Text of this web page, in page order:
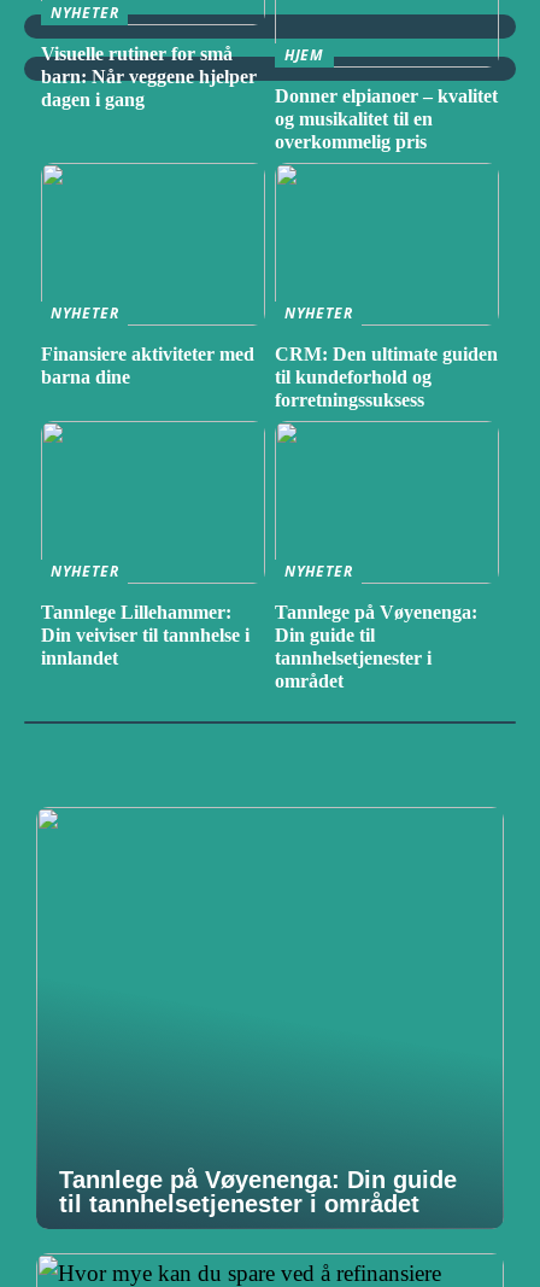
NYHETER
Visuelle rutiner for små
barn: Når veggene hjelper
dagen i gang
HJEM
Donner elpianoer – kvalitet
og musikalitet til en
overkommelig pris
NYHETER
Finansiere aktiviteter med
barna dine
NYHETER
CRM: Den ultimate guiden
til kundeforhold og
forretningssuksess
NYHETER
Tannlege Lillehammer:
Din veiviser til tannhelse i
innlandet
NYHETER
Tannlege på Vøyenenga:
Din guide til
tannhelsetjenester i
området
Tannlege på Vøyenenga: Din guide
til tannhelsetjenester i området